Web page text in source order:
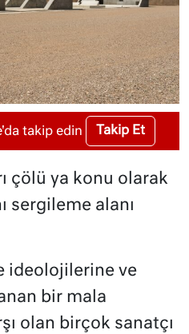
takip edin Takip Et
çölü ya konu olarak
sergileme alanı
ideolojilerine ve
bir mala
olan birçok sanatçı